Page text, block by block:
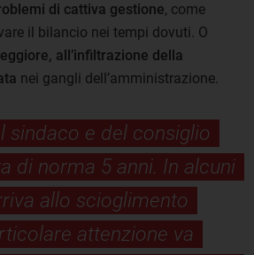
di cattiva gestione, come
il bilancio nei tempi dovuti. O
all’infiltrazione della
nei gangli dell’amministrazione.
sindaco e del consiglio
di norma 5 anni. In alcuni
allo scioglimento
attenzione va